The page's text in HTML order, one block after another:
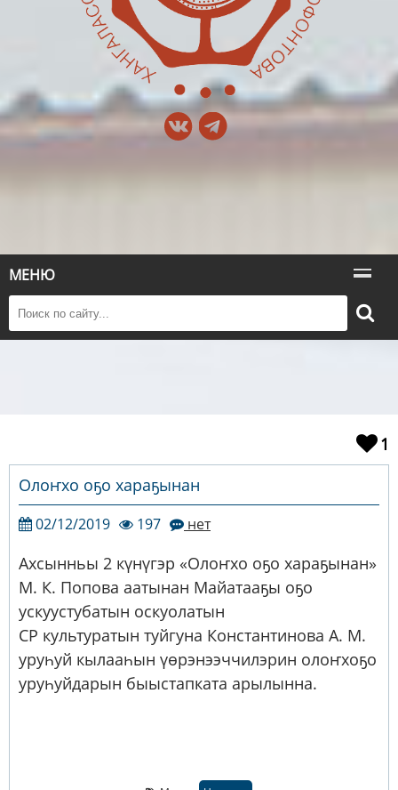
МЕНЮ
1
Олоҥхо оҕо хараҕынан
02/12/2019 197 нет
Ахсынньы 2 күнүгэр «Олоҥхо оҕо хараҕынан»
М. К. Попова аатынан Майатааҕы оҕо
ускуустубатын оскуолатын
СР культуратын туйгуна Константинова А. М.
уруһуй кылааһын үөрэнээччилэрин олоҥхоҕо
уруһуйдарын быыстапката арылынна.